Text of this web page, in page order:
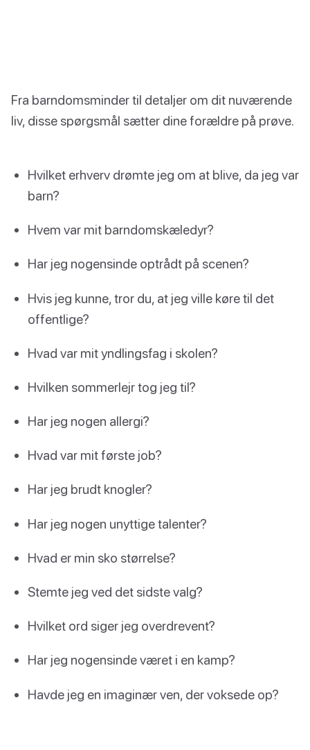
Fra barndomsminder til detaljer om dit nuværende
liv, disse spørgsmål sætter dine forældre på prøve.
Hvilket erhverv drømte jeg om at blive, da jeg var
barn?
Hvem var mit barndomskæledyr?
Har jeg nogensinde optrådt på scenen?
Hvis jeg kunne, tror du, at jeg ville køre til det
offentlige?
Hvad var mit yndlingsfag i skolen?
Hvilken sommerlejr tog jeg til?
Har jeg nogen allergi?
Hvad var mit første job?
Har jeg brudt knogler?
Har jeg nogen unyttige talenter?
Hvad er min sko størrelse?
Stemte jeg ved det sidste valg?
Hvilket ord siger jeg overdrevent?
Har jeg nogensinde været i en kamp?
Havde jeg en imaginær ven, der voksede op?